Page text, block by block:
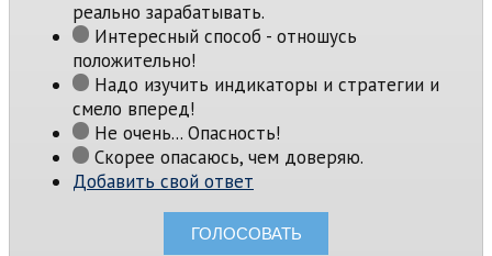
реально зарабатывать.
Интересный способ - отношусь
положительно!
Надо изучить индикаторы и стратегии и
смело вперед!
Не очень... Опасность!
Скорее опасаюсь, чем доверяю.
Добавить свой ответ